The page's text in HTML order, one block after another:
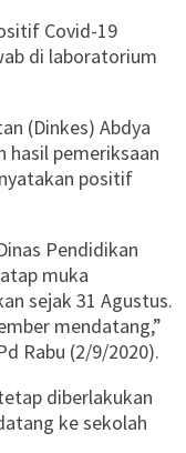
Covid-19
di laboratorium
(Dinkes) Abdya
hasil pemeriksaan
positif
Pendidikan
muka
sejak 31 Agustus.
mendatang,”
Rabu (2/9/2020).
diberlakukan
ke sekolah